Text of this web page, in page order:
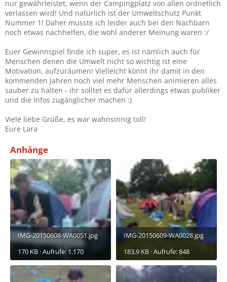
nur gewährleistet, wenn der Campingplatz von allen ordnetlich
verlassen wird! Und natürlich ist der Umweltschutz Punkt
Nummer 1! Daher musste ich leider auch bei den Nachbarn
noch etwas nachhelfen, die wohl anderer Meinung waren :/
Euer Gewinnspiel finde ich super, es ist nämlich auch für
Menschen denen die Umwelt nicht so wichtig ist eine
Motivation, aufzuräumen! Vielleicht könnt ihr damit in den
kommenden Jahren noch viel mehr Menschen animieren alles
sauber zu halten - ihr solltet es dafür allerdings etwas publiker
und die Infos zugänglicher machen :)
Viele liebe Grüße, es war wahnsinnig toll!
Eure Lara
Anhänge
IMG-20150608-WA0051.jpg
170 KB · Aufrufe: 1.170
IMG-20150609-WA0028.jpg
183,9 KB · Aufrufe: 848